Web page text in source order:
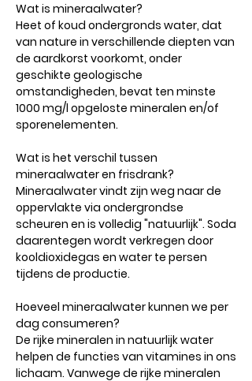
Wat is mineraalwater?
Heet of koud ondergronds water, dat
van nature in verschillende diepten van
de aardkorst voorkomt, onder
geschikte geologische
omstandigheden, bevat ten minste
1000 mg/l opgeloste mineralen en/of
sporenelementen.
Wat is het verschil tussen
mineraalwater en frisdrank?
Mineraalwater vindt zijn weg naar de
oppervlakte via ondergrondse
scheuren en is volledig "natuurlijk". Soda
daarentegen wordt verkregen door
kooldioxidegas en water te persen
tijdens de productie.
Hoeveel mineraalwater kunnen we per
dag consumeren?
De rijke mineralen in natuurlijk water
helpen de functies van vitamines in ons
lichaam. Vanwege de rijke mineralen